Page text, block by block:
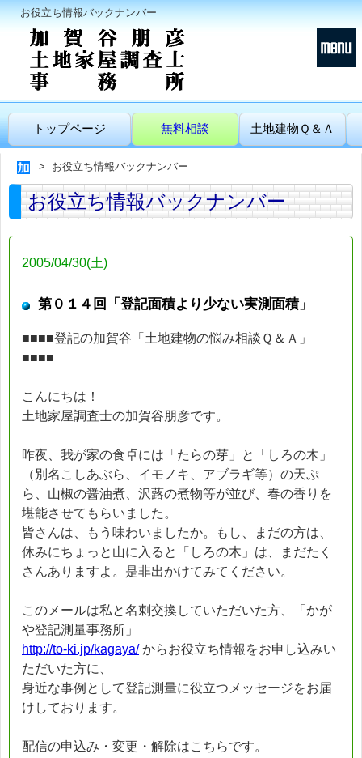
お役立ち情報バックナンバー
トップページ 無料相談 土地建物Ｑ＆Ａ
お役立ち情報バックナンバー
お役立ち情報バックナンバー
2005/04/30(土)
第０１４回「登記面積より少ない実測面積」
■■■■登記の加賀谷「土地建物の悩み相談Ｑ＆Ａ」
■■■■
こんにちは！
土地家屋調査士の加賀谷朋彦です。
昨夜、我が家の食卓には「たらの芽」と「しろの木」
（別名こしあぶら、イモノキ、アブラギ等）の天ぷ
ら、山椒の醤油煮、沢蕗の煮物等が並び、春の香りを
堪能させてもらいました。
皆さんは、もう味わいましたか。もし、まだの方は、
休みにちょっと山に入ると「しろの木」は、まだたく
さんありますよ。是非出かけてみてください。
このメールは私と名刺交換していただいた方、「かが
や登記測量事務所」
http://to-ki.jp/kagaya/からお役立ち情報をお申し込みい
ただいた方に、
身近な事例として登記測量に役立つメッセージをお届
けしております。
配信の申込み・変更・解除はこちらです。